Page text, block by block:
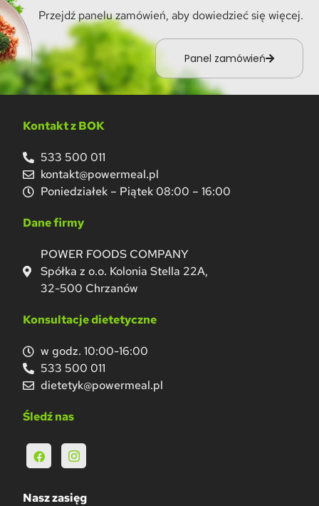
Przejdź panelu zamówień, aby dowiedzieć się więcej.
Panel zamówień
Kontakt z BOK
533 500 011
kontakt@powermeal.pl
Poniedziałek – Piątek 08:00 – 16:00
Dane firmy
POWER FOODS COMPANY
Spółka z o.o. Kolonia Stella 22A,
32-500 Chrzanów
Konsultacje dietetyczne
w godz. 10:00-16:00
533 500 011
dietetyk@powermeal.pl
Śledź nas
Nasz zasięg